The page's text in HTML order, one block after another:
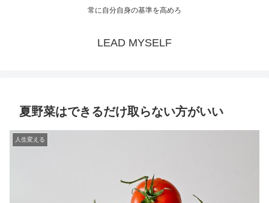
常に自分自身の基準を高めろ
LEAD MYSELF
夏野菜はできるだけ取らない方がいい
人生変える